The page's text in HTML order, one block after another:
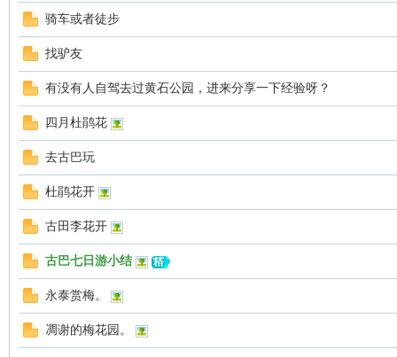
骑车或者徒步
找驴友
有没有人自驾去过黄石公园，进来分享一下经验呀？
四月杜鹃花
去古巴玩
杜鹃花开
古田李花开
古巴七日游小结
永泰赏梅。
凋谢的梅花园。